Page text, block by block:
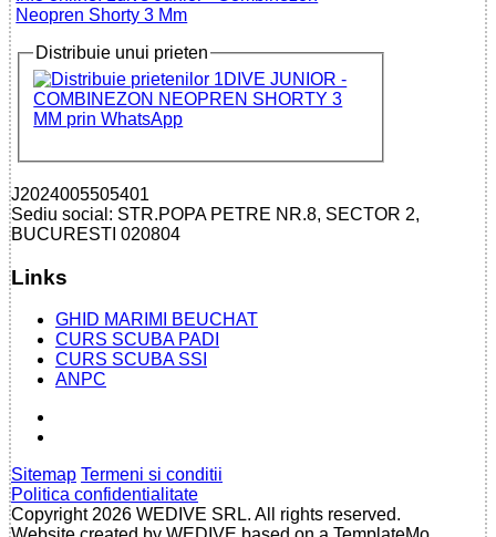
Neopren Shorty 3 Mm
Distribuie unui prieten
J2024005505401
Sediu social: STR.POPA PETRE NR.8, SECTOR 2,
BUCURESTI 020804
Links
GHID MARIMI BEUCHAT
CURS SCUBA PADI
CURS SCUBA SSI
ANPC
Sitemap Termeni si conditii
Politica confidentialitate
Copyright 2026 WEDIVE SRL. All rights reserved.